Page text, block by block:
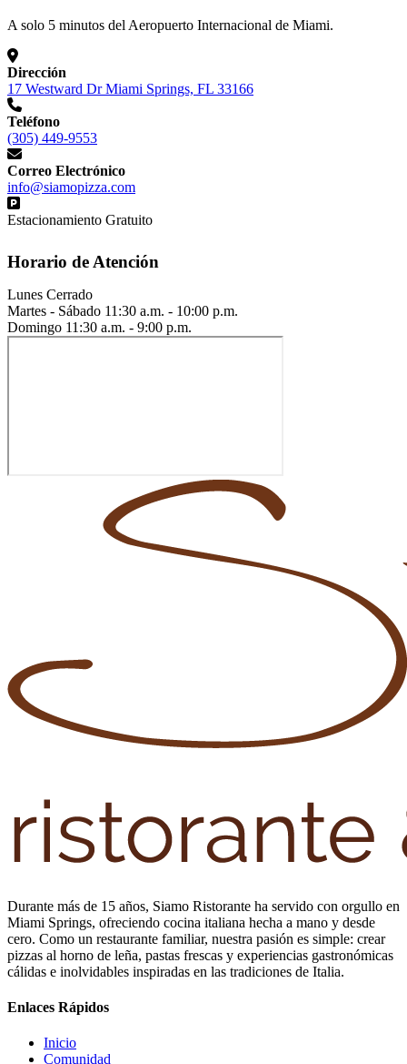
A solo 5 minutos del Aeropuerto Internacional de Miami.
Dirección
17 Westward Dr Miami Springs, FL 33166
Teléfono
(305) 449-9553
Correo Electrónico
info@siamopizza.com
Estacionamiento Gratuito
Horario de Atención
Lunes Cerrado
Martes - Sábado 11:30 a.m. - 10:00 p.m.
Domingo 11:30 a.m. - 9:00 p.m.
Durante más de 15 años, Siamo Ristorante ha servido con orgullo en
Miami Springs, ofreciendo cocina italiana hecha a mano y desde
cero. Como un restaurante familiar, nuestra pasión es simple: crear
pizzas al horno de leña, pastas frescas y experiencias gastronómicas
cálidas e inolvidables inspiradas en las tradiciones de Italia.
Enlaces Rápidos
Inicio
Comunidad